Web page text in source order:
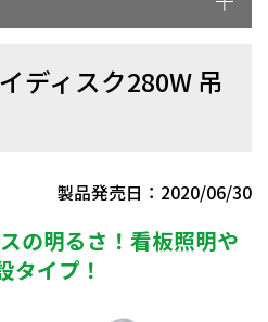
ディスク280W 吊
製品発売日：2020/06/30
の明るさ！看板照明や
タイプ！